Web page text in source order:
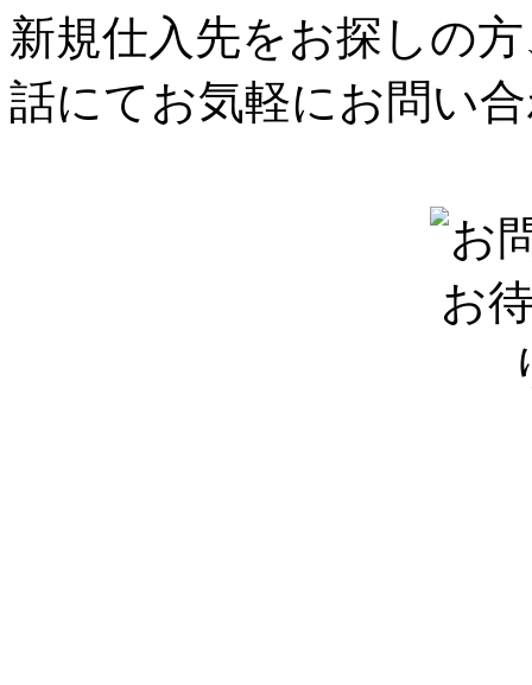
新規仕入先をお探しの
話にてお気軽にお問い